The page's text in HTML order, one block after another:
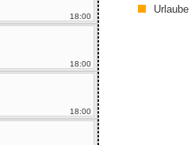
18:00
18:00
18:00
Urlaube